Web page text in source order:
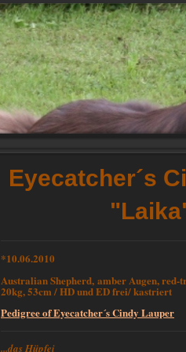
Eyecatcher´s
*10.06.2010
Australian Shepherd, amber Augen, red-
20kg, 53cm / HD und ED frei/ kastriert
Pedigree of Eyecatcher´s Cindy Lauper
...das Hüpfei